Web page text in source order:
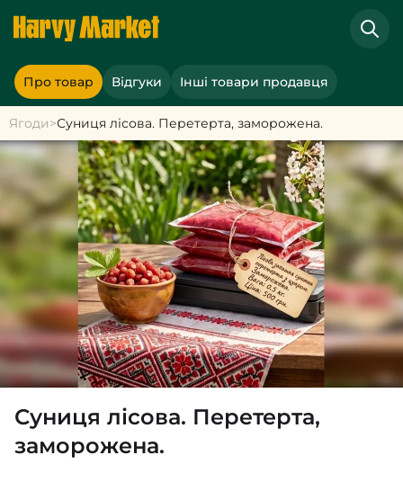
Ягоди>Суниця лісова. Перетерта, заморожена.
Про товар Відгуки Інші товари продавця
Суниця лісова. Перетерта,
заморожена.